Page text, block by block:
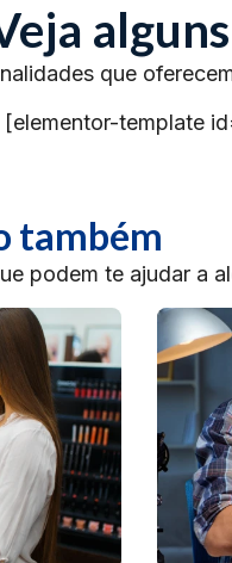
que
[elementor-template
também
podem te ajudar a